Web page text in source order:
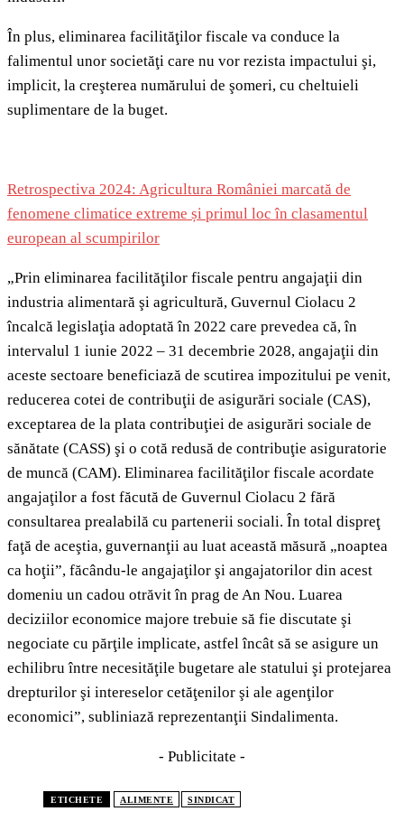
În plus, eliminarea facilităţilor fiscale va conduce la
falimentul unor societăţi care nu vor rezista impactului şi,
implicit, la creşterea numărului de şomeri, cu cheltuieli
suplimentare de la buget.
Retrospectiva 2024: Agricultura României marcată de
fenomene climatice extreme și primul loc în clasamentul
european al scumpirilor
„Prin eliminarea facilităţilor fiscale pentru angajaţii din
industria alimentară şi agricultură, Guvernul Ciolacu 2
încalcă legislaţia adoptată în 2022 care prevedea că, în
intervalul 1 iunie 2022 – 31 decembrie 2028, angajaţii din
aceste sectoare beneficiază de scutirea impozitului pe venit,
reducerea cotei de contribuţii de asigurări sociale (CAS),
exceptarea de la plata contribuţiei de asigurări sociale de
sănătate (CASS) şi o cotă redusă de contribuţie asiguratorie
de muncă (CAM). Eliminarea facilităţilor fiscale acordate
angajaţilor a fost făcută de Guvernul Ciolacu 2 fără
consultarea prealabilă cu partenerii sociali. În total dispreţ
faţă de aceştia, guvernanţii au luat această măsură „noaptea
ca hoţii”, făcându-le angajaţilor şi angajatorilor din acest
domeniu un cadou otrăvit în prag de An Nou. Luarea
deciziilor economice majore trebuie să fie discutate şi
negociate cu părţile implicate, astfel încât să se asigure un
echilibru între necesităţile bugetare ale statului şi protejarea
drepturilor şi intereselor cetăţenilor şi ale agenţilor
economici”, subliniază reprezentanţii Sindalimenta.
- Publicitate -
ETICHETE ALIMENTE SINDICAT